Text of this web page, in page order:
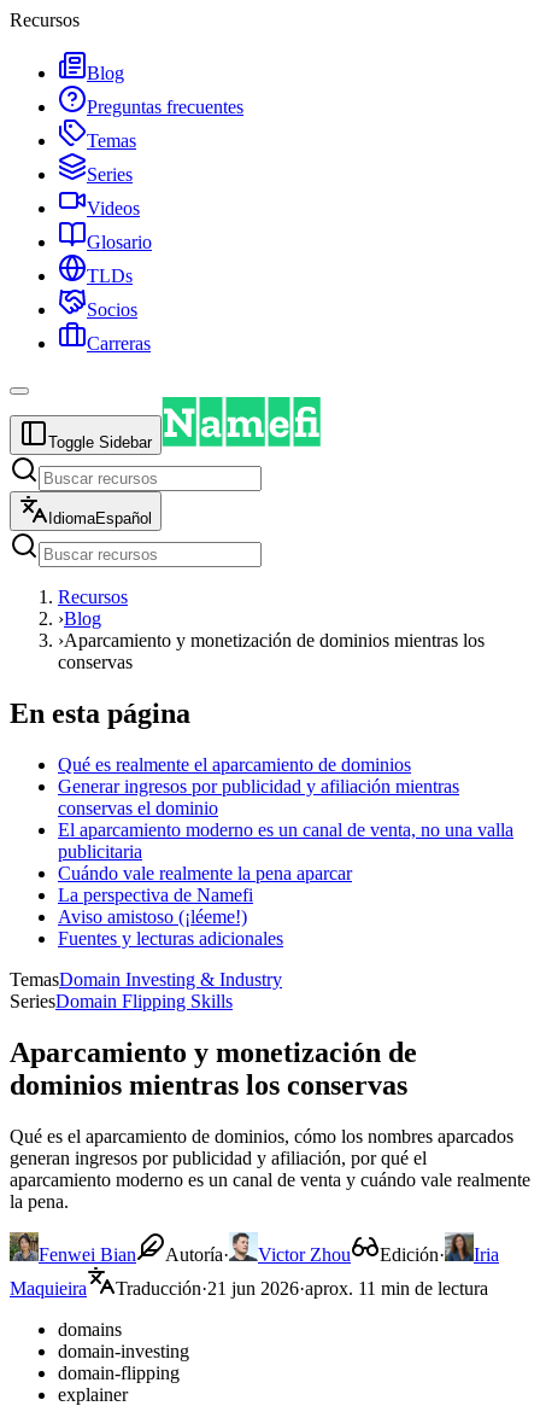
Recursos
Blog
Preguntas frecuentes
Temas
Series
Videos
Glosario
TLDs
Socios
Carreras
Toggle Sidebar
IdiomaEspañol
Recursos
›Blog
›Aparcamiento y monetización de dominios mientras los
conservas
En esta página
Qué es realmente el aparcamiento de dominios
Generar ingresos por publicidad y afiliación mientras
conservas el dominio
El aparcamiento moderno es un canal de venta, no una valla
publicitaria
Cuándo vale realmente la pena aparcar
La perspectiva de Namefi
Aviso amistoso (¡léeme!)
Fuentes y lecturas adicionales
TemasDomain Investing & Industry
SeriesDomain Flipping Skills
Aparcamiento y monetización de
dominios mientras los conservas
Qué es el aparcamiento de dominios, cómo los nombres aparcados
generan ingresos por publicidad y afiliación, por qué el
aparcamiento moderno es un canal de venta y cuándo vale realmente
la pena.
Fenwei Bian Autoría· Victor Zhou Edición·
Iria
Maquieira
Traducción·21 jun 2026·aprox. 11 min de lectura
domains
domain-investing
domain-flipping
explainer